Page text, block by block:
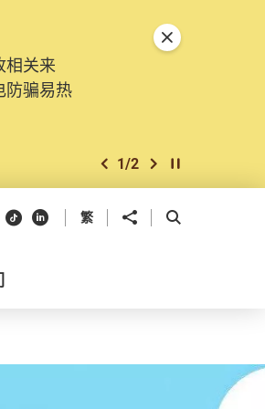
相关来
防骗易热
上一个
1/2 下一个开始/暂停幻灯
关闭特別通告
抖音领英 繁 分享到 开启搜寻框